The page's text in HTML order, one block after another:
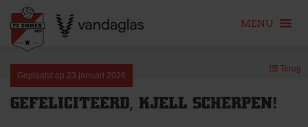
content
MENU
Geplaatst op 23 januari 2026
Terug
GEFELICITEERD, KJELL SCHERPEN!